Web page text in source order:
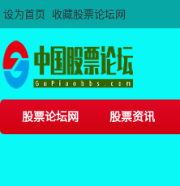
设为首页 收藏股票论坛网
股票论坛网 股票资讯